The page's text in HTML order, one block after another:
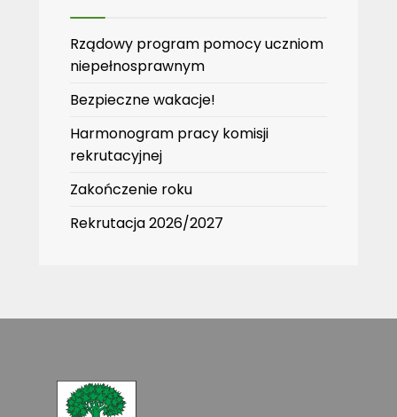
Rządowy program pomocy uczniom
niepełnosprawnym
Bezpieczne wakacje!
Harmonogram pracy komisji
rekrutacyjnej
Zakończenie roku
Rekrutacja 2026/2027